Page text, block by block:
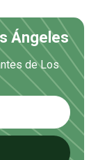
Ángeles
de Los